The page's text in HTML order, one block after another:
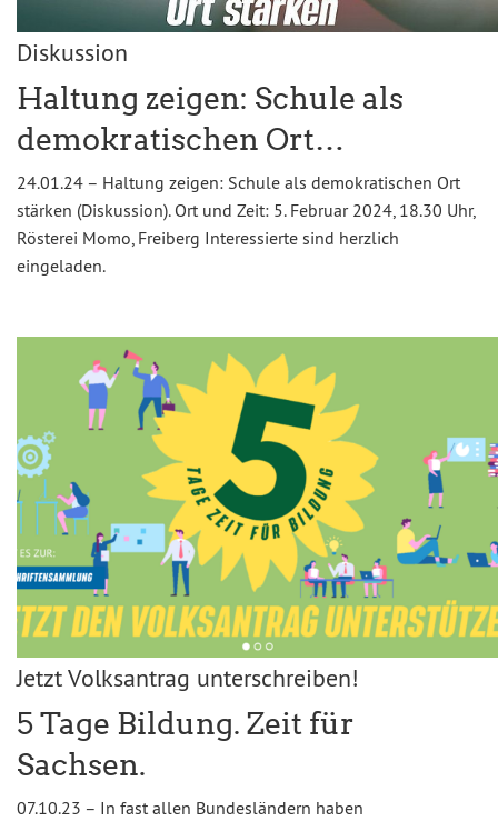
Diskussion
Haltung zeigen: Schule als
demokratischen Ort…
24.01.24 – Haltung zeigen: Schule als demokratischen Ort
stärken (Diskussion). Ort und Zeit: 5. Februar 2024, 18.30 Uhr,
Rösterei Momo, Freiberg Interessierte sind herzlich
eingeladen.
Jetzt Volksantrag unterschreiben!
5 Tage Bildung. Zeit für
Sachsen.
07.10.23 – In fast allen Bundesländern haben